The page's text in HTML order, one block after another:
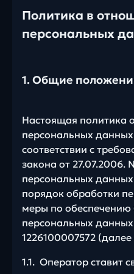
Политика в
персональных
1. Общие
Настоящая политика
персональных данных
соответствии с
закона от
персональных
порядок обработки
меры по обеспечению
персональных
1226100007572
1.1. Оператор ставит